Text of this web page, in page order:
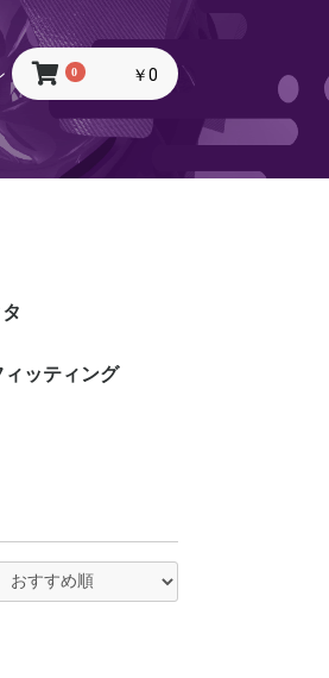
0 ￥0
Accele
ィッティング